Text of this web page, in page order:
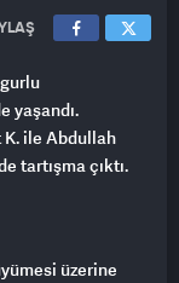
yaşandı.
K. ile Abdullah
tartışma çıktı.
üzerine